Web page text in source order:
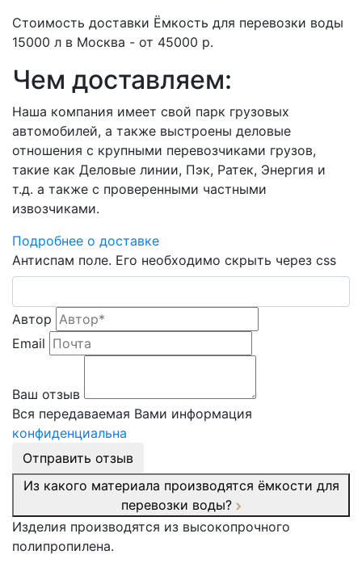
Стоимость доставки Ёмкость для перевозки воды
15000 л в Москва - от 45000 р.
Чем доставляем:
Наша компания имеет свой парк грузовых
автомобилей, а также выстроены деловые
отношения с крупными перевозчиками грузов,
такие как Деловые линии, Пэк, Ратек, Энергия и
т.д. а также с проверенными частными
извозчиками.
Подробнее о доставке
Антиспам поле. Его необходимо скрыть через css
Автор
Email
Ваш отзыв
Вся передаваемая Вами информация
конфиденциальна
Отправить отзыв
Из какого материала производятся ёмкости для
перевозки воды?
Изделия производятся из высокопрочного
полипропилена.